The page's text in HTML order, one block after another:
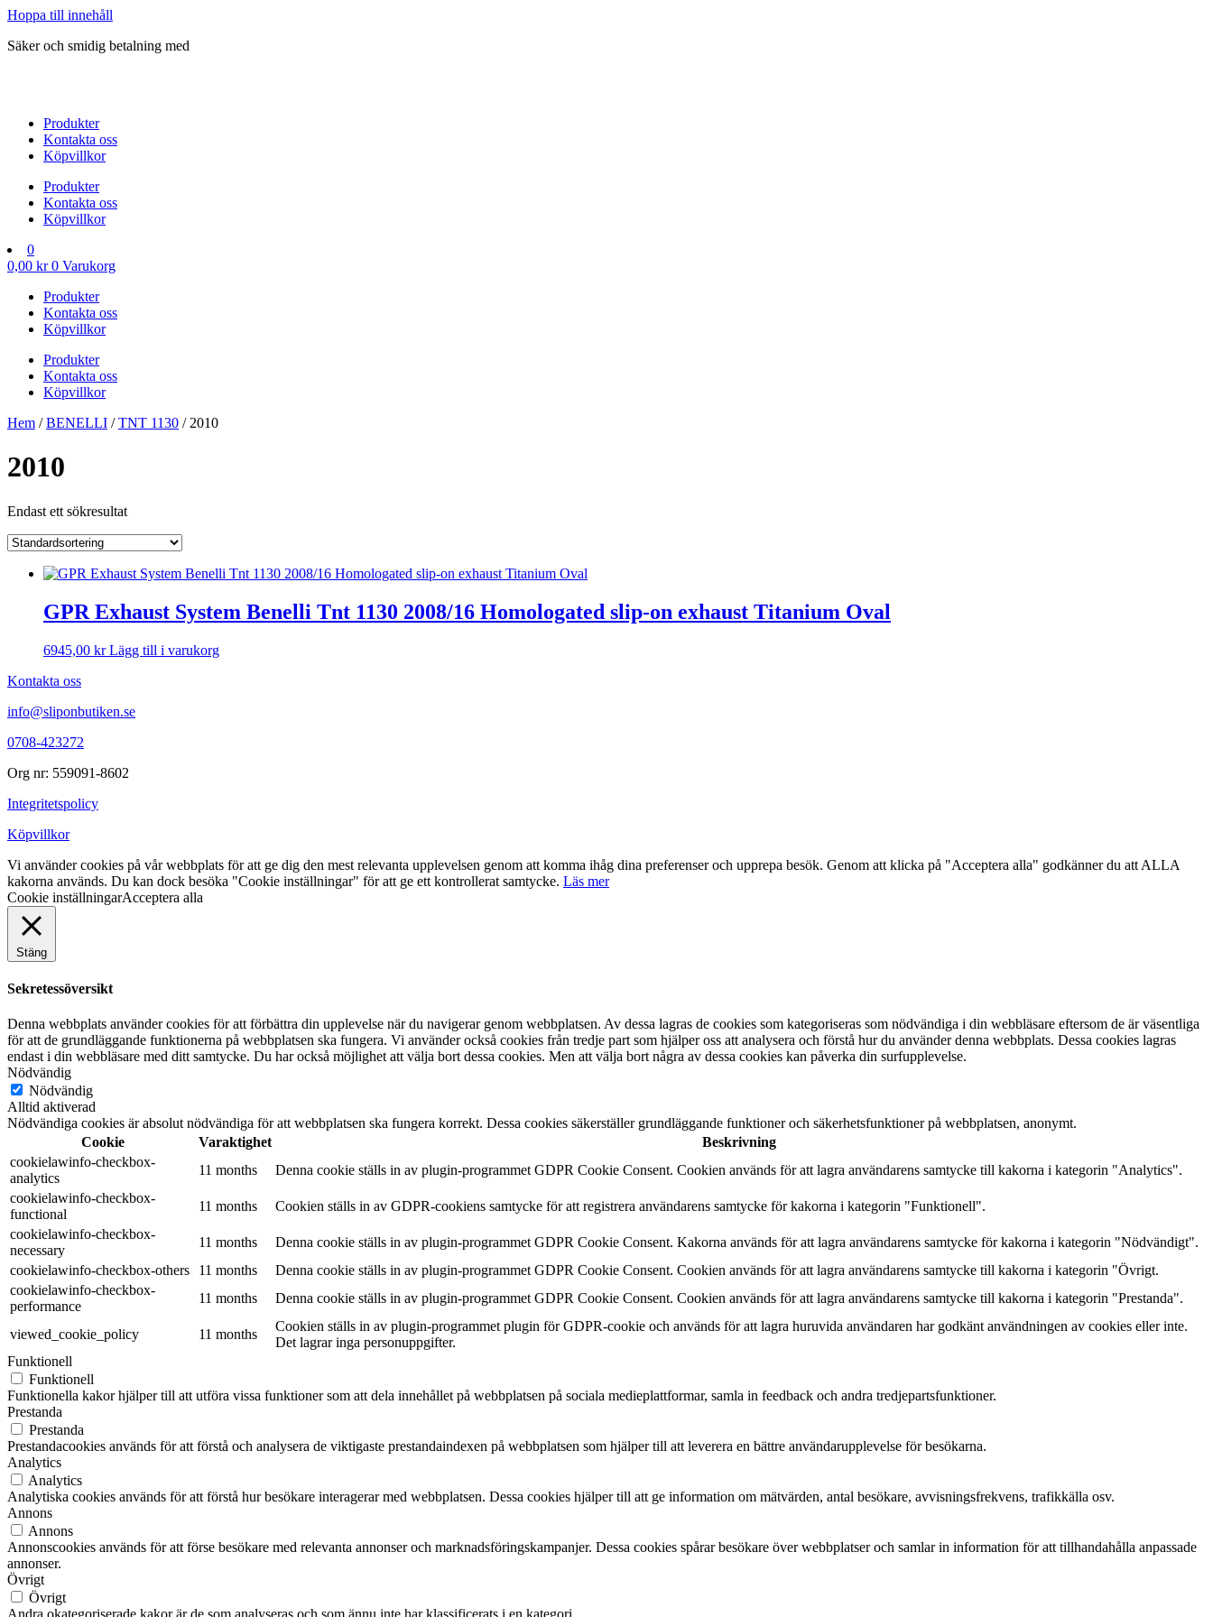
Hoppa till innehåll
Säker och smidig betalning med
Produkter
Kontakta oss
Köpvillkor
Produkter
Kontakta oss
Köpvillkor
0
0,00 kr 0 Varukorg
Produkter
Kontakta oss
Köpvillkor
Produkter
Kontakta oss
Köpvillkor
Hem /BENELLI /TNT 1130 / 2010
2010
Endast ett sökresultat
GPR Exhaust System Benelli Tnt 1130 2008/16 Homologated slip-on exhaust Titanium Oval
6945,00 kr Lägg till i varukorg
Kontakta oss
info@sliponbutiken.se
0708-423272
Org nr: 559091-8602
Integritetspolicy
Köpvillkor
Vi använder cookies på vår webbplats för att ge dig den mest relevanta upplevelsen genom att komma ihåg dina preferenser och upprepa besök. Genom att klicka på "Acceptera alla" godkänner du att ALLA
kakorna används. Du kan dock besöka "Cookie inställningar" för att ge ett kontrollerat samtycke. Läs mer
Cookie inställningarAcceptera alla
Stäng
Sekretessöversikt
Denna webbplats använder cookies för att förbättra din upplevelse när du navigerar genom webbplatsen. Av dessa lagras de cookies som kategoriseras som nödvändiga i din webbläsare eftersom de är väsentliga
för att de grundläggande funktionerna på webbplatsen ska fungera. Vi använder också cookies från tredje part som hjälper oss att analysera och förstå hur du använder denna webbplats. Dessa cookies lagras
endast i din webbläsare med ditt samtycke. Du har också möjlighet att välja bort dessa cookies. Men att välja bort några av dessa cookies kan påverka din surfupplevelse.
Nödvändig
Nödvändig
Alltid aktiverad
Nödvändiga cookies är absolut nödvändiga för att webbplatsen ska fungera korrekt. Dessa cookies säkerställer grundläggande funktioner och säkerhetsfunktioner på webbplatsen, anonymt.
Cookie
Varaktighet
Beskrivning
cookielawinfo-checkbox-
analytics
11 months
Denna cookie ställs in av plugin-programmet GDPR Cookie Consent. Cookien används för att lagra användarens samtycke till kakorna i kategorin "Analytics".
cookielawinfo-checkbox-
functional
11 months
Cookien ställs in av GDPR-cookiens samtycke för att registrera användarens samtycke för kakorna i kategorin "Funktionell".
cookielawinfo-checkbox-
necessary
11 months
Denna cookie ställs in av plugin-programmet GDPR Cookie Consent. Kakorna används för att lagra användarens samtycke för kakorna i kategorin "Nödvändigt".
cookielawinfo-checkbox-others
11 months
Denna cookie ställs in av plugin-programmet GDPR Cookie Consent. Cookien används för att lagra användarens samtycke till kakorna i kategorin "Övrigt.
cookielawinfo-checkbox-
performance
11 months Denna cookie ställs in av plugin-programmet GDPR Cookie Consent. Cookien används för att lagra användarens samtycke till kakorna i kategorin "Prestanda".
viewed_cookie_policy 11 months
Cookien ställs in av plugin-programmet plugin för GDPR-cookie och används för att lagra huruvida användaren har godkänt användningen av cookies eller inte.
Det lagrar inga personuppgifter.
Funktionell
Funktionell
Funktionella kakor hjälper till att utföra vissa funktioner som att dela innehållet på webbplatsen på sociala medieplattformar, samla in feedback och andra tredjepartsfunktioner.
Prestanda
Prestanda
Prestandacookies används för att förstå och analysera de viktigaste prestandaindexen på webbplatsen som hjälper till att leverera en bättre användarupplevelse för besökarna.
Analytics
Analytics
Analytiska cookies används för att förstå hur besökare interagerar med webbplatsen. Dessa cookies hjälper till att ge information om mätvärden, antal besökare, avvisningsfrekvens, trafikkälla osv.
Annons
Annons
Annonscookies används för att förse besökare med relevanta annonser och marknadsföringskampanjer. Dessa cookies spårar besökare över webbplatser och samlar in information för att tillhandahålla anpassade
annonser.
Övrigt
Övrigt